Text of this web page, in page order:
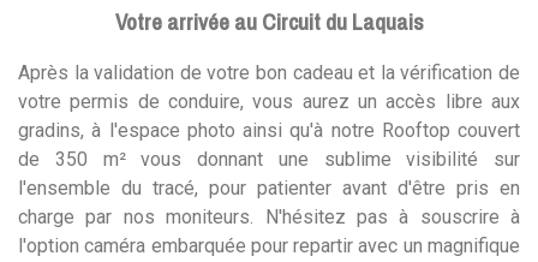
Votre arrivée au Circuit du Laquais
Après la validation de votre bon cadeau et la vérification de
votre permis de conduire, vous aurez un accès libre aux
gradins, à l'espace photo ainsi qu'à notre Rooftop couvert
de 350 m² vous donnant une sublime visibilité sur
l'ensemble du tracé, pour patienter avant d'être pris en
charge par nos moniteurs. N'hésitez pas à souscrire à
l'option caméra embarquée pour repartir avec un magnifique